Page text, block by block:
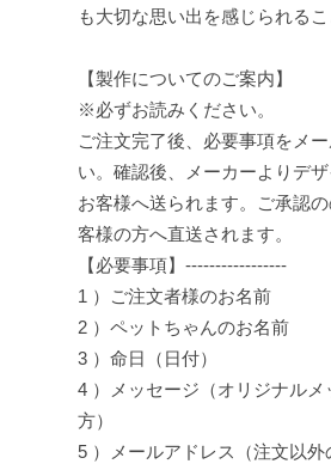
も大切な思い出を感じられるこ
【製作についてのご案内】
※必ずお読みください。
ご注文完了後、必要事項をメ
い。確認後、メーカーよりデ
お客様へ送られます。ご承認
客様の方へ直送されます。
【必要事項】-----------------
1 ）ご注文者様のお名前
2 ）ペットちゃんのお名前
3 ）命日（日付）
4 ）メッセージ（オリジナル
方）
5 ）メールアドレス（注文以